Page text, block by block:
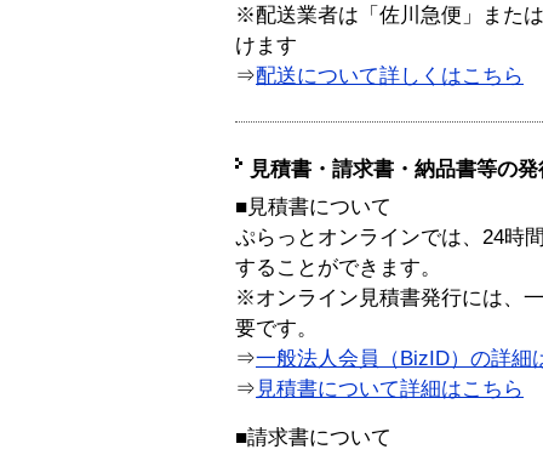
※配送業者は「佐川急便」また
けます
⇒配送について詳しくはこちら
見積書・請求書・納品書等の
■見積書について
ぷらっとオンラインでは、24時
することができます。
※オンライン見積書発行には、
要です。
⇒一般法人会員（BizID）の詳細
⇒ 見積書について詳細はこちら
■請求書について